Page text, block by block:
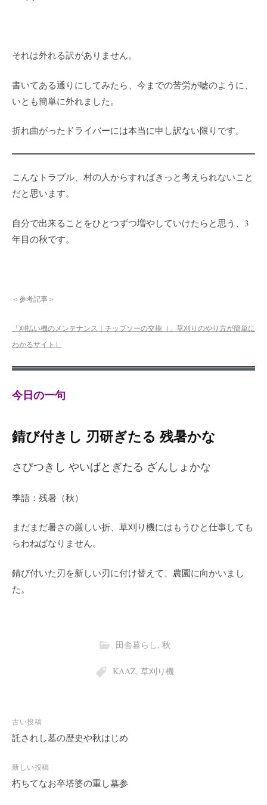
それは外れる訳がありません。
書いてある通りにしてみたら、今までの苦労が嘘のように、
いとも簡単に外れました。
折れ曲がったドライバーには本当に申し訳ない限りです。
こんなトラブル、村の人からすればきっと考えられないこと
だと思います。
自分で出来ることをひとつずつ増やしていけたらと思う、3
年目の秋です。
＜参考記事＞
「刈払い機のメンテナンス｜チップソーの交換（」草刈りのやり方が簡単に
わかるサイト）
今日の一句
錆び付きし 刃研ぎたる 残暑かな
さびつきし やいばとぎたる ざんしょかな
季語：残暑（秋）
まだまだ暑さの厳しい折、草刈り機にはもうひと仕事しても
らわねばなりません。
錆び付いた刃を新しい刃に付け替えて、農園に向かいまし
た。
田舎暮らし, 秋
KAAZ, 草刈り機
投
稿
ビ
ゲ
古い投稿
託されし墓の歴史や秋はじめ
新しい投稿
朽ちてなお卒塔婆の重し墓参